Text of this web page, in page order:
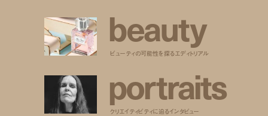
beauty
ビューティの可能性を探るエディトリアル
portraits
クリエイティビティに迫るインタビュー